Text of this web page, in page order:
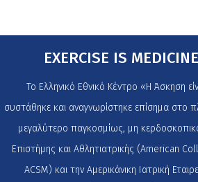
EXERCISE IS
Το Ελληνικό Εθνικό Κέντρο «Η Άσκηση
συστάθηκε και αναγνωρίστηκε επίσημα στο
μεγαλύτερο παγκοσμίως, μη
Επιστήμης και Αθλητιατρικής (American
ACSM) και την Αμερικάνικη Ιατρική